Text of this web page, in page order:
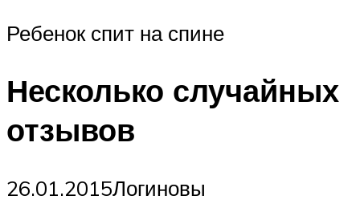
Ребенок спит на спине
Несколько случайных
отзывов
26.01.2015Логиновы